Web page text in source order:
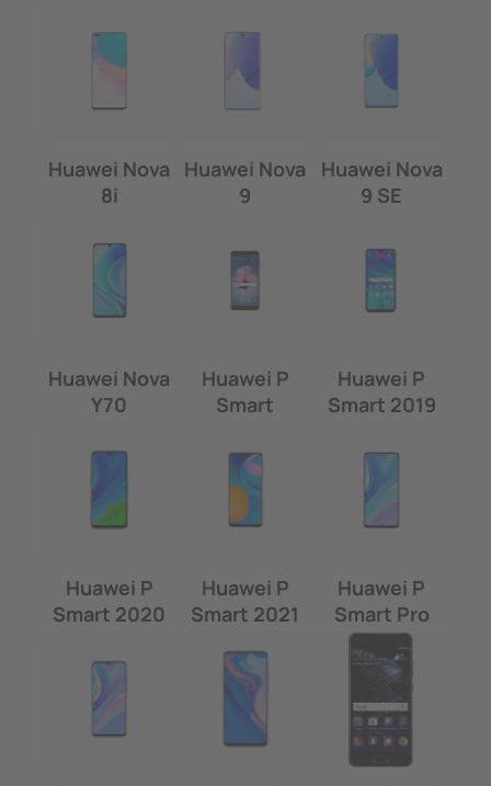
Huawei Nova
8i
Huawei Nova
9
Huawei Nova
9 SE
Huawei Nova
Y70
Huawei P
Smart
Huawei P
Smart 2019
Huawei P
Smart 2020
Huawei P
Smart 2021
Huawei P
Smart Pro